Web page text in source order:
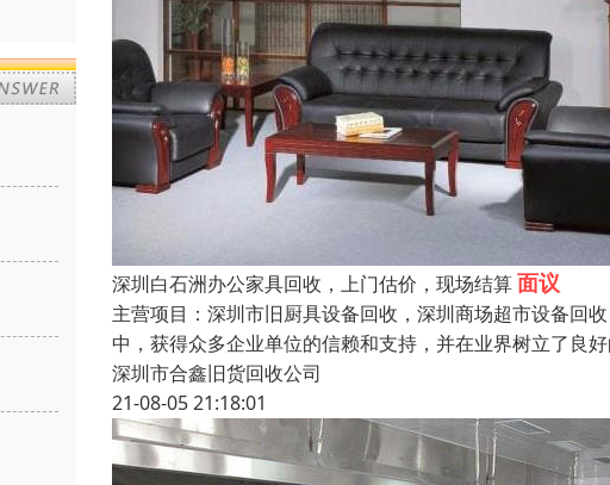
深圳白石洲办公家具回收，上门估价，现场结算面议
主营项目：深圳市旧厨具设备回收，深圳商场超市设备回
中，获得众多企业单位的信赖和支持，并在业界树立了良
深圳市合鑫旧货回收公司
21-08-05 21:18:01